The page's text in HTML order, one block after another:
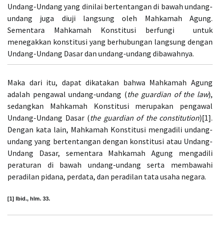
Undang-Undang yang dinilai bertentangan di bawah undang-
undang juga diuji langsung oleh Mahkamah Agung.
Sementara Mahkamah Konstitusi berfungi untuk
menegakkan konstitusi yang berhubungan langsung dengan
Undang-Undang Dasar dan undang-undang dibawahnya.
Maka dari itu, dapat dikatakan bahwa Mahkamah Agung
adalah pengawal undang-undang (the guardian of the law),
sedangkan Mahkamah Konstitusi merupakan pengawal
Undang-Undang Dasar (the guardian of the constitution)[1].
Dengan kata lain, Mahkamah Konstitusi mengadili undang-
undang yang bertentangan dengan konstitusi atau Undang-
Undang Dasar, sementara Mahkamah Agung mengadili
peraturan di bawah undang-undang serta membawahi
peradilan pidana, perdata, dan peradilan tata usaha negara.
[1] Ibid., hlm. 33.